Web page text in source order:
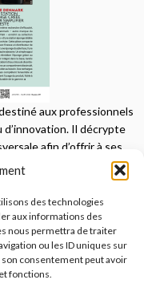
des technologies
aux informations des
nous permettra de traiter
ou les ID uniques sur
consentement peut avoir
fonctions.
aux professionnels
d’innovation. Il décrypte
afin d’offrir à ses